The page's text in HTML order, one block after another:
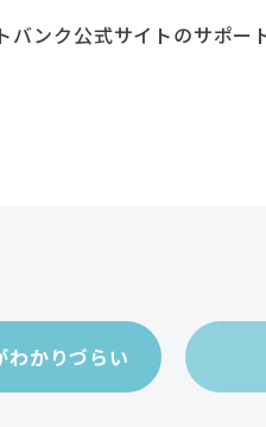
ンク公式サイトのサポー
わかりづらい